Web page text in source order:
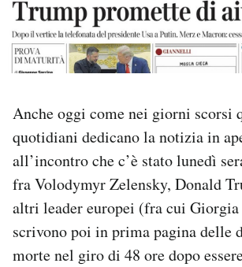
NEWSLETTER
SHOP
CALENDARIO
AREA PERSONALE
Anche oggi come nei giorni scorsi
quotidiani dedicano la notizia in
all’incontro che c’è stato lunedì
fra Volodymyr Zelensky, Donald
altri leader europei (fra cui
scrivono poi in prima pagina delle
morte nel giro di 48 ore dopo